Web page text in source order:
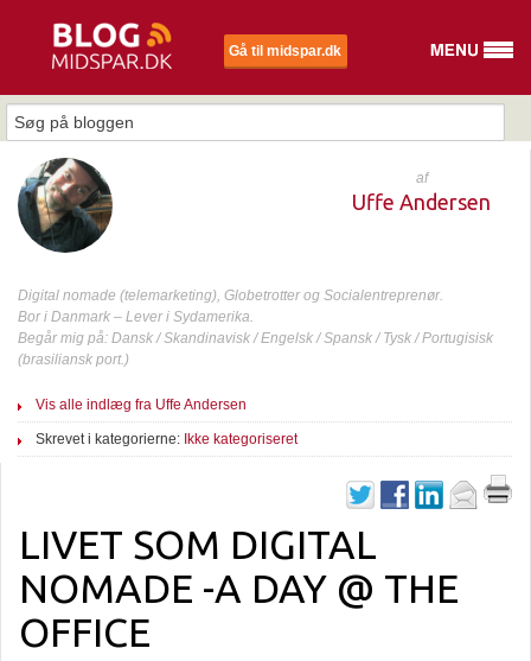
Gå til midspar.dk
af
Uffe Andersen
Digital nomade (telemarketing), Globetrotter og Socialentreprenør.
Bor i Danmark – Lever i Sydamerika.
Begår mig på: Dansk / Skandinavisk / Engelsk / Spansk / Tysk / Portugisisk
(brasiliansk port.)
Vis alle indlæg fra Uffe Andersen
Skrevet i kategorierne: Ikke kategoriseret
LIVET SOM DIGITAL
NOMADE -A DAY @ THE
OFFICE